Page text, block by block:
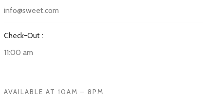
info@sweet.com
Check-Out :
11:00 am
AVAILABLE AT 10AM – 8PM